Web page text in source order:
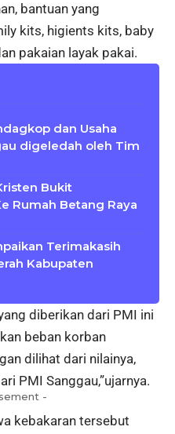
bantuan yang
kits, higients kits, baby
pakaian layak pakai.
dan Usaha
digeledah oleh Tim
Bukit
Rumah Betang Raya
Terimakasih
Kabupaten
diberikan dari PMI ini
beban korban
dilihat dari nilainya,
PMI Sanggau,”ujarnya.
-
kebakaran tersebut